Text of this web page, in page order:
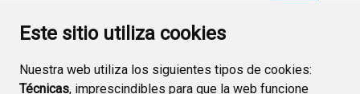
Este sitio utiliza cookies
Nuestra web utiliza los siguientes tipos de cookies:
Técnicas, imprescindibles para que la web funcione